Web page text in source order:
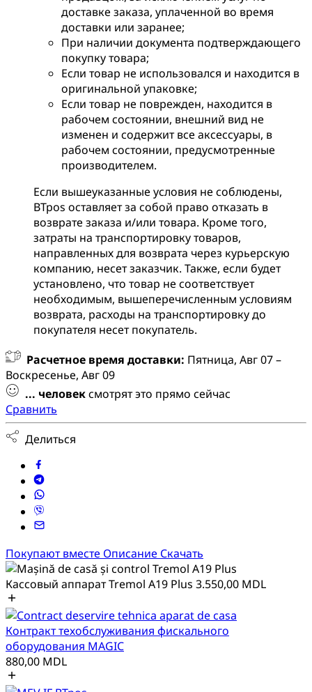
доставке заказа, уплаченной во время
доставки или заранее;
При наличии документа подтверждающего
покупку товара;
Если товар не использовался и находится в
оригинальной упаковке;
Если товар не поврежден, находится в
рабочем состоянии, внешний вид не
изменен и содержит все аксессуары, в
рабочем состоянии, предусмотренные
производителем.
Если вышеуказанные условия не соблюдены,
BTpos оставляет за собой право отказать в
возврате заказа и/или товара. Кроме того,
затраты на транспортировку товаров,
направленных для возврата через курьерскую
компанию, несет заказчик. Также, если будет
установлено, что товар не соответствует
необходимым, вышеперечисленным условиям
возврата, расходы на транспортировку до
покупателя несет покупатель.
Расчетное время доставки: Пятница, Авг 07 –
Воскресенье, Авг 09
... человексмотрят это прямо сейчас
Сравнить
Делиться
Покупают вместе Описание Скачать
Кассовый аппарат Tremol A19 Plus 3.550,00 MDL
Контракт техобслуживания фискального
оборудования MAGIC
880,00 MDL